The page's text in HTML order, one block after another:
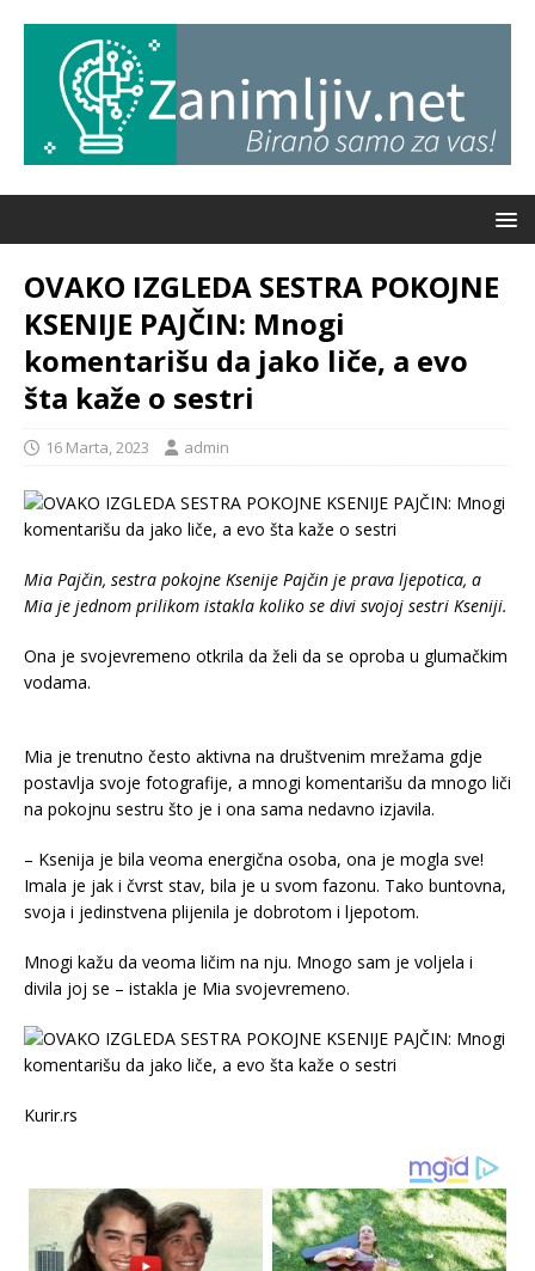
OVAKO IZGLEDA SESTRA POKOJNE
KSENIJE PAJČIN: Mnogi
komentarišu da jako liče, a evo
šta kaže o sestri
16 Marta, 2023 admin
Mia Pajčin, sestra pokojne Ksenije Pajčin je prava ljepotica, a
Mia je jednom prilikom istakla koliko se divi svojoj sestri Kseniji.
Ona je svojevremeno otkrila da želi da se oproba u glumačkim
vodama.
Mia je trenutno često aktivna na društvenim mrežama gdje
postavlja svoje fotografije, a mnogi komentarišu da mnogo liči
na pokojnu sestru što je i ona sama nedavno izjavila.
– Ksenija je bila veoma energična osoba, ona je mogla sve!
Imala je jak i čvrst stav, bila je u svom fazonu. Tako buntovna,
svoja i jedinstvena plijenila je dobrotom i ljepotom.
Mnogi kažu da veoma ličim na nju. Mnogo sam je voljela i
divila joj se – istakla je Mia svojevremeno.
Kurir.rs